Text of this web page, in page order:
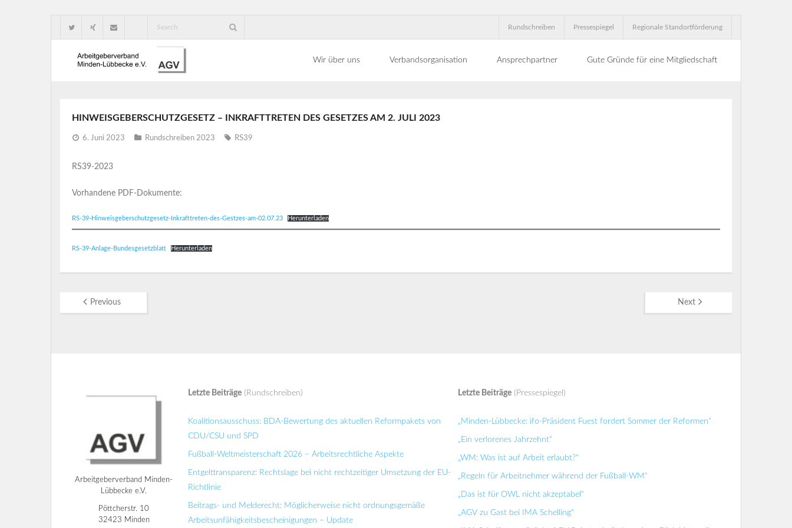
Rundschreiben Pressespiegel Regionale Standortförderung
Wir über uns Verbandsorganisation Ansprechpartner Gute Gründe für eine Mitgliedschaft
HINWEISGEBERSCHUTZGESETZ – INKRAFTTRETEN DES GESETZES AM 2. JULI 2023
6. Juni 2023 Rundschreiben 2023 RS39
RS39-2023
Vorhandene PDF-Dokumente:
RS-39-Hinweisgeberschutzgesetz-Inkrafttreten-des-Gestzes-am-02.07.23 Herunterladen
RS-39-Anlage-Bundesgesetzblatt Herunterladen
Previous Next
Arbeitgeberverband Minden-
Lübbecke e.V.
Pöttcherstr. 10
32423 Minden
Letzte Beiträge(Rundschreiben)
Koalitionsausschuss: BDA-Bewertung des aktuellen Reformpakets von
CDU/CSU und SPD
Fußball-Weltmeisterschaft 2026 – Arbeitsrechtliche Aspekte
Entgelttransparenz: Rechtslage bei nicht rechtzeitiger Umsetzung der EU-
Richtlinie
Beitrags- und Melderecht: Möglicherweise nicht ordnungsgemäße
Arbeitsunfähigkeitsbescheinigungen – Update
Letzte Beiträge(Pressespiegel)
„Minden-Lübbecke: ifo-Präsident Fuest fordert Sommer der Reformen“
„Ein verlorenes Jahrzehnt“
„WM: Was ist auf Arbeit erlaubt?“
„Regeln für Arbeitnehmer während der Fußball-WM“
„Das ist für OWL nicht akzeptabel“
„AGV zu Gast bei IMA Schelling“